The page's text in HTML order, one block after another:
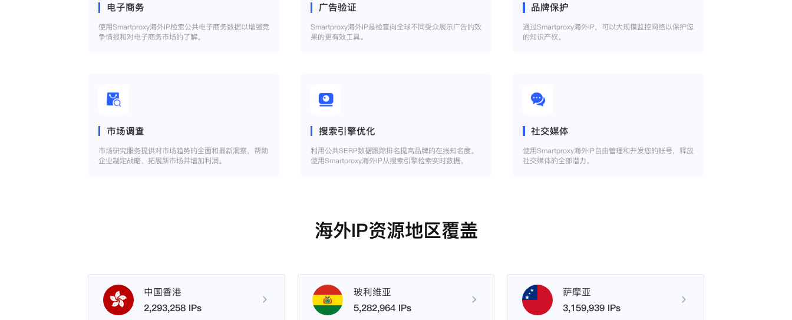
电子商务
使用Smartproxy海外IP检索公共电子商务数据以增强竞
争情报和对电子商务市场的了解。
广告验证
Smartproxy海外IP是检查向全球不同受众展示广告的效
果的更有效工具。
品牌保护
通过Smartproxy海外IP，可以大规模监控网络以保护您
的知识产权。
市场调查
市场研究服务提供对市场趋势的全面和最新洞察，帮助
企业制定战略、拓展新市场并增加利润。
搜索引擎优化
利用公共SERP数据跟踪排名提高品牌的在线知名度。
使用Smartproxy海外IP从搜索引擎检索实时数据。
社交媒体
使用Smartproxy海外IP自由管理和开发您的帐号，释放
社交媒体的全部潜力。
海外IP资源地区覆盖
中国香港
2,293,258 IPs
玻利维亚
5,282,964 IPs
萨摩亚
3,159,939 IPs